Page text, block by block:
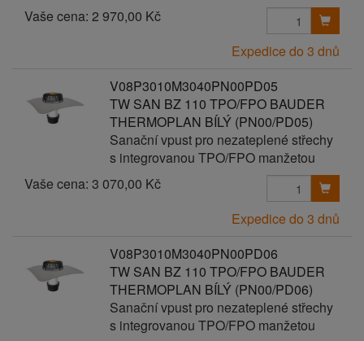
Vaše cena: 2 970,00 Kč
Expedice do 3 dnů
V08P3010M3040PN00PD05
TW SAN BZ 110 TPO/FPO BAUDER
THERMOPLAN BÍLÝ (PN00/PD05)
Sanační vpust pro nezateplené střechy
s integrovanou TPO/FPO manžetou
Vaše cena: 3 070,00 Kč
Expedice do 3 dnů
V08P3010M3040PN00PD06
TW SAN BZ 110 TPO/FPO BAUDER
THERMOPLAN BÍLÝ (PN00/PD06)
Sanační vpust pro nezateplené střechy
s integrovanou TPO/FPO manžetou